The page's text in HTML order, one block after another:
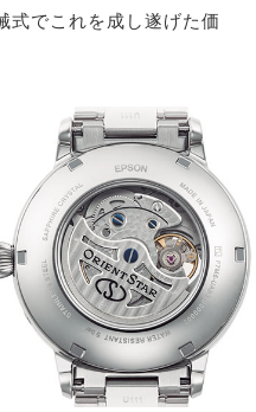
式でこれを成し遂げた価